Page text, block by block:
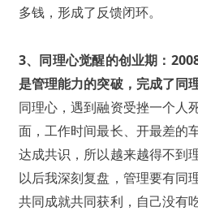
多钱，形成了反馈闭环。
3、同理心觉醒的创业期：
是管理能力的突破，完成了同
同理心，遇到融资受挫一个人
面，工作时间最长、开最差的
达成共识，所以越来越得不到
以后我深刻复盘，管理要有同
共同成就共同获利，自己没有